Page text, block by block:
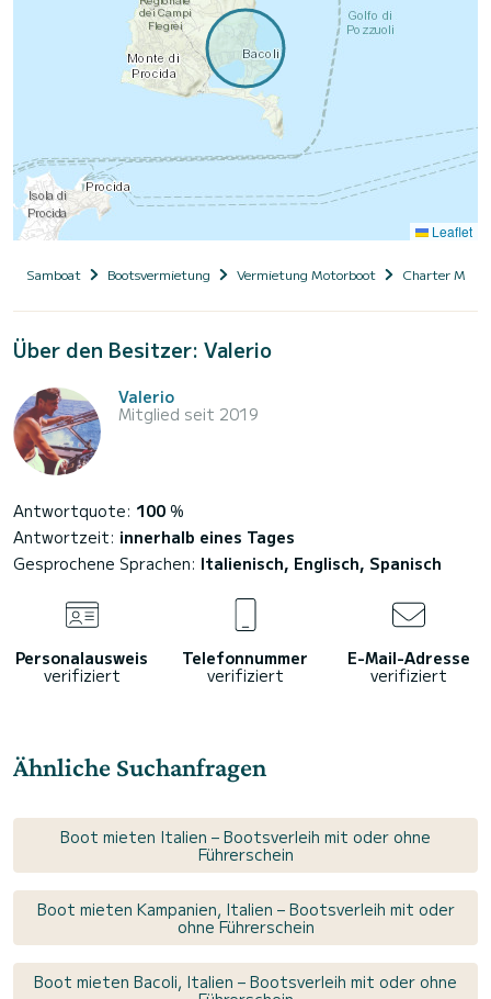
Leaflet
Samboat Bootsvermietung Vermietung Motorboot Charter
Über den Besitzer: Valerio
Valerio
Mitglied seit 2019
Antwortquote: 100 %
Antwortzeit: innerhalb eines Tages
Gesprochene Sprachen: Italienisch, Englisch, Spanisch
Personalausweis
verifiziert
Telefonnummer
verifiziert
E-Mail-Adresse
verifiziert
Ähnliche Suchanfragen
Boot mieten Italien – Bootsverleih mit oder ohne
Führerschein
Boot mieten Kampanien, Italien – Bootsverleih mit oder
ohne Führerschein
Boot mieten Bacoli, Italien – Bootsverleih mit oder ohne